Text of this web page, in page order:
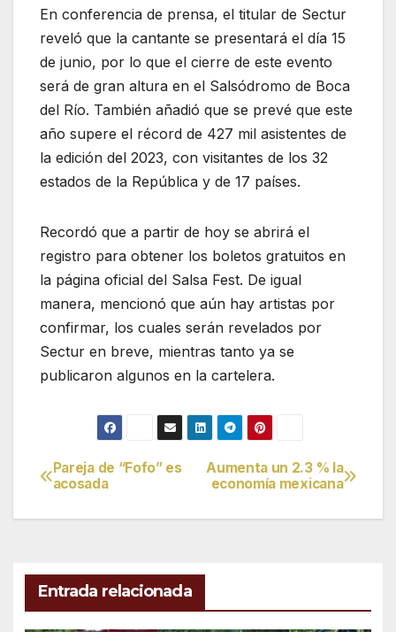
En conferencia de prensa, el titular de Sectur
reveló que la cantante se presentará el día 15
de junio, por lo que el cierre de este evento
será de gran altura en el Salsódromo de Boca
del Río. También añadió que se prevé que este
año supere el récord de 427 mil asistentes de
la edición del 2023, con visitantes de los 32
estados de la República y de 17 países.
Recordó que a partir de hoy se abrirá el
registro para obtener los boletos gratuitos en
la página oficial del Salsa Fest. De igual
manera, mencionó que aún hay artistas por
confirmar, los cuales serán revelados por
Sectur en breve, mientras tanto ya se
publicaron algunos en la cartelera.
Navegación
de
Aumenta un 2.3 % la
economía mexicana
Pareja de “Fofo” es
acosada
Entrada relacionada